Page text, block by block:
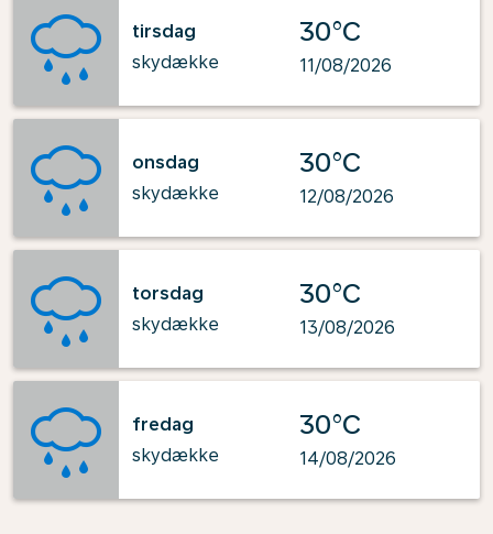
tirsdag
skydække
30°C
11/08/2026
onsdag
skydække
30°C
12/08/2026
torsdag
skydække
30°C
13/08/2026
fredag
skydække
30°C
14/08/2026